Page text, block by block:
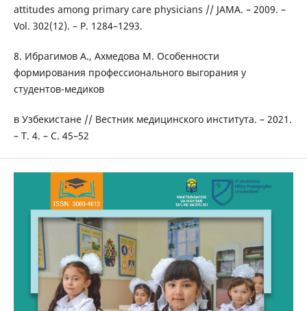
attitudes among primary care physicians // JAMA. – 2009. –
Vol. 302(12). – P. 1284–1293.
8. Ибрагимов А., Ахмедова М. Особенности
формирования профессионального выгорания у
студентов-медиков
в Узбекистане // Вестник медицинского института. – 2021.
– Т. 4. – С. 45–52